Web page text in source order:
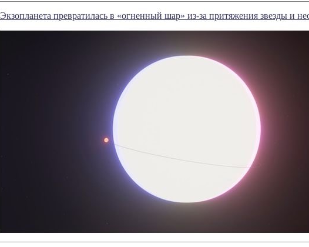
Экзопланета превратилась в «огненный шар» из-за притяжения звезды и